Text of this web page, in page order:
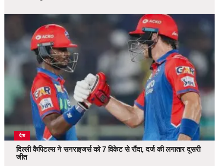
देश
दिल्ली कैपिटल्स ने सनराइजर्स को 7 विकेट से रौंदा, दर्ज की लगातार दूसरी
जीत